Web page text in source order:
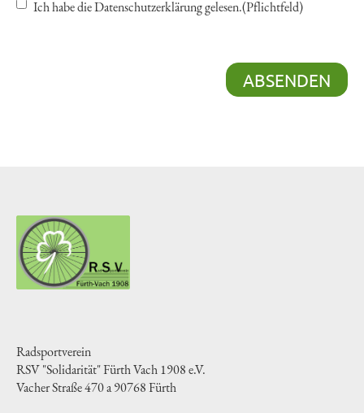
Ich habe die Datenschutzerklärung gelesen.(Pflichtfeld)
Radsportverein
RSV "Solidarität" Fürth Vach 1908 e.V.
Vacher Straße 470 a 90768 Fürth